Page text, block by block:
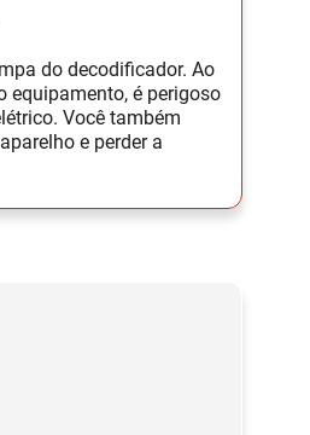
do decodificador. Ao
equipamento, é perigoso
Você também
e perder a